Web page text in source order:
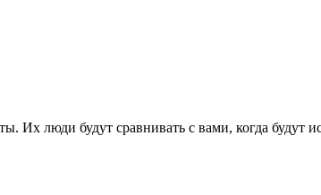
Их люди будут сравнивать с вами, когда будут